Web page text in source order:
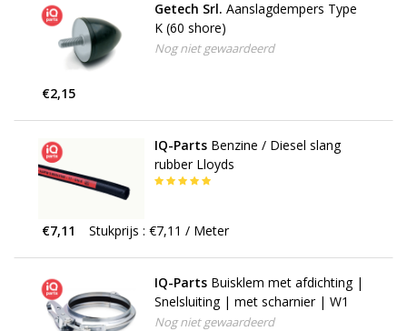
Getech Srl. Aanslagdempers Type
K (60 shore)
Nog niet gewaardeerd
€2,15
IQ-Parts Benzine / Diesel slang
rubber Lloyds
€7,11 Stukprijs : €7,11 / Meter
IQ-Parts Buisklem met afdichting |
Snelsluiting | met scharnier | W1
Nog niet gewaardeerd